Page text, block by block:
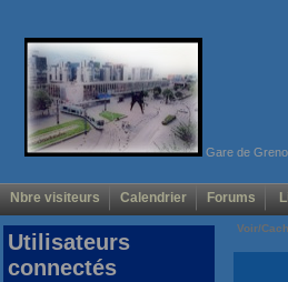
Gare de
Nbre visiteurs Calendrier Forums
Voir/
Utilisateurs
connectés